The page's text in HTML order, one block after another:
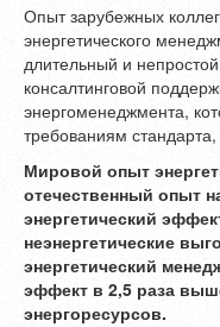
Опыт зарубежных
энергетического
длительный и
консалтинговой
энергоменеджмента,
требованиям
Мировой опыт
отечественный опыт
энергетический
неэнергетические
энергетический
эффект в 2,5 раза
энергоресурсов.